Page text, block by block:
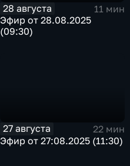
28 августа
11 мин
Эфир от 28.08.2025
(09:30)
27 августа
22 мин
Эфир от 27:08.2025 (11:30)